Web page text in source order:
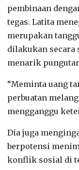
pembinaan
tegas. Latita
merupakan
dilakukan secara
menarik
‎“Meminta uang
perbuatan
mengganggu
‎Dia juga
berpotensi
konflik sosial di